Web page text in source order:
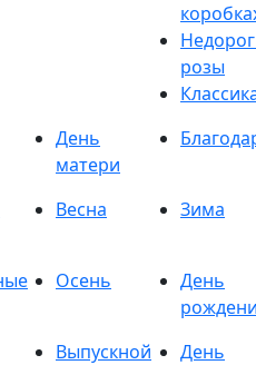
розы
День
матери
Весна Зима
Осень
День
Выпускной
День